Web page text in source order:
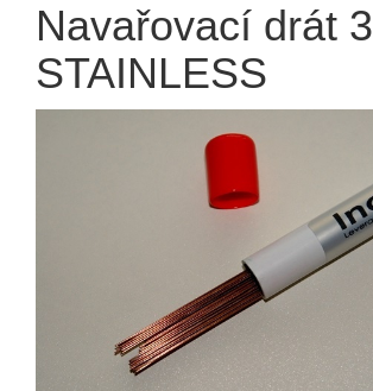
Navařovací drát
STAINLESS